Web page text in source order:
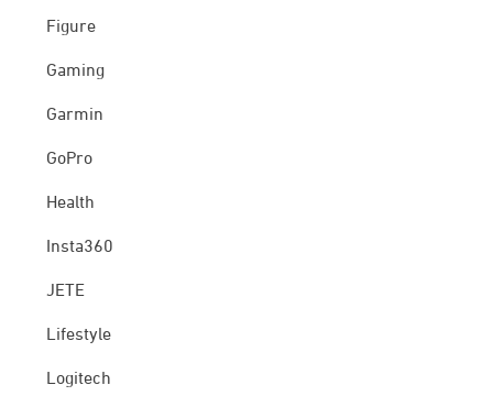
Figure
Gaming
Garmin
GoPro
Health
Insta360
JETE
Lifestyle
Logitech